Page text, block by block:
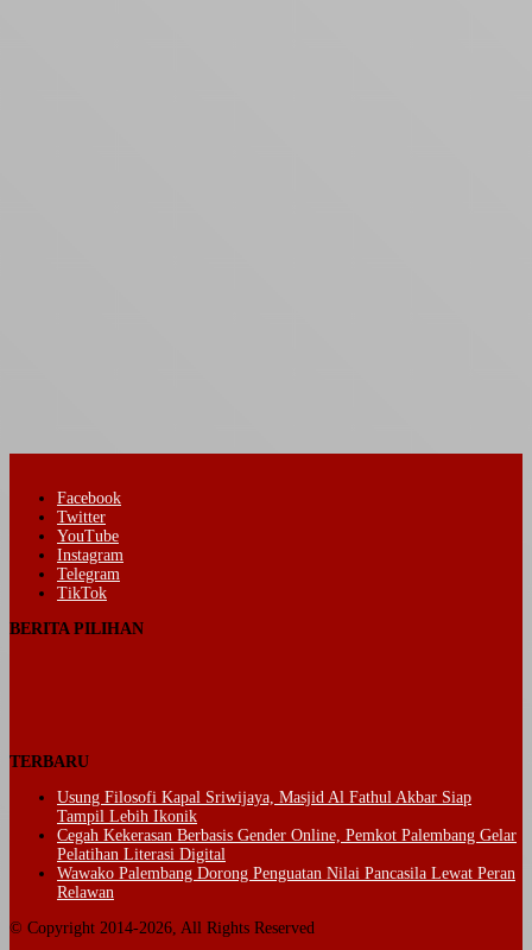
Facebook
Twitter
YouTube
Instagram
Telegram
TikTok
BERITA PILIHAN
TERBARU
Usung Filosofi Kapal Sriwijaya, Masjid Al Fathul Akbar Siap
Tampil Lebih Ikonik
Cegah Kekerasan Berbasis Gender Online, Pemkot Palembang Gelar
Pelatihan Literasi Digital
Wawako Palembang Dorong Penguatan Nilai Pancasila Lewat Peran
Relawan
© Copyright 2014-2026, All Rights Reserved